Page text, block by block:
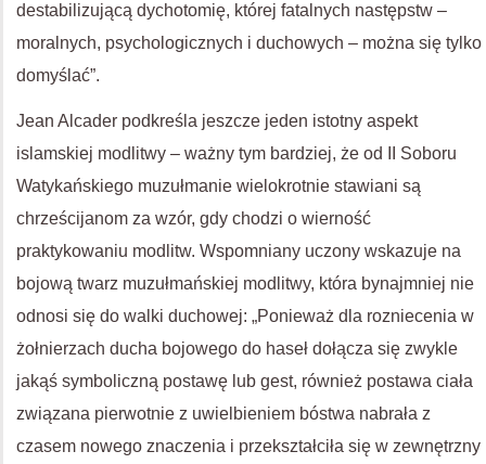
destabilizującą dychotomię, której fatalnych następstw –
moralnych, psychologicznych i duchowych – można się tylko
domyślać”.
Jean Alcader podkreśla jeszcze jeden istotny aspekt
islamskiej modlitwy – ważny tym bardziej, że od II Soboru
Watykańskiego muzułmanie wielokrotnie stawiani są
chrześcijanom za wzór, gdy chodzi o wierność
praktykowaniu modlitw. Wspomniany uczony wskazuje na
bojową twarz muzułmańskiej modlitwy, która bynajmniej nie
odnosi się do walki duchowej: „Ponieważ dla rozniecenia w
żołnierzach ducha bojowego do haseł dołącza się zwykle
jakąś symboliczną postawę lub gest, również postawa ciała
związana pierwotnie z uwielbieniem bóstwa nabrała z
czasem nowego znaczenia i przekształciła się w zewnętrzny